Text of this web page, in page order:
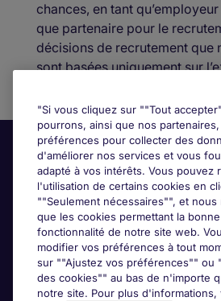
chances, en tant
que partenaire pour le
décisions de recrutement que
sont basées uniquement sur
Liens utiles
Prix
"Si vous cliquez sur ""Tout
pourrons, ainsi que nos
préférences pour collecter des
d'améliorer nos services et vous
adapté à vos intérêts. Vous pouvez
l'utilisation de certains cookies en
""Seulement nécessaires"", et nous
que les cookies permettant la
fonctionnalité de notre site web.
modifier vos préférences à tout
sur ""Ajustez vos préférences"" ou
des cookies"" au bas de n'importe
notre site. Pour plus d'informations,